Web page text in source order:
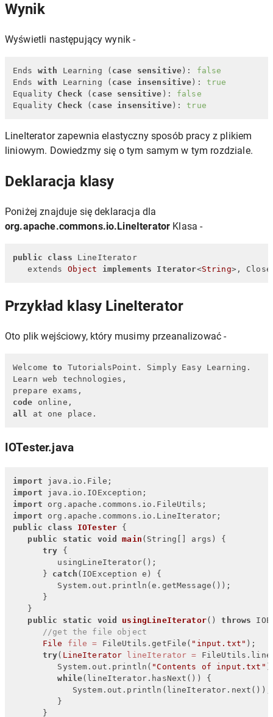
Wynik
Wyświetli następujący wynik -
Ends with Learning ( case sensitive ): false
Ends with Learning ( case insensitive ): true
Equality Check ( case sensitive ): false
Equality Check ( case insensitive): true
LineIterator zapewnia elastyczny sposób pracy z plikiem
liniowym. Dowiedzmy się o tym samym w tym rozdziale.
Deklaracja klasy
Poniżej znajduje się deklaracja dla
org.apache.commons.io.LineIterator Klasa -
public class LineIterator
   extends
Object implements Iterator<String>,
Przykład klasy LineIterator
Oto plik wejściowy, który musimy przeanalizować -
Welcome to TutorialsPoint. Simply Easy Learning.
Learn web technologies,
code
all at one place.
IOTester.java
import
import
import
import
public
class IOTester {
public
static void main (String[] args)
{
try {
         usingLineIterator();
      }
catch (IOException e) {
         System.out.println(e.getMessage());
      }
   }
public
static void usingLineIterator() throws
//get the file object
File
file = FileUtils.getFile( "input.txt" );
try( LineIterator lineIterator =
         System.out.println(
"Contents of input.txt"
while(lineIterator.hasNext()) {
            System.out.println(lineIterator.next());
         }
      }